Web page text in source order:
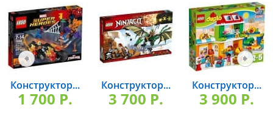
Конструктор...
1 700 P.
Конструктор...
3 700 P.
Конструктор...
3 900 P.